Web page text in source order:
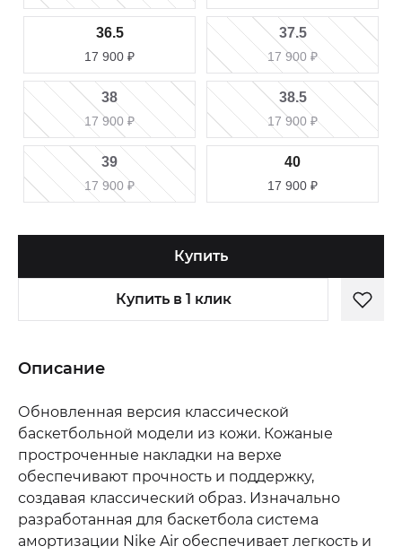
36.5
17 900 ₽
37.5
17 900 ₽
38
17 900 ₽
38.5
17 900 ₽
39
17 900 ₽
40
17 900 ₽
Купить
Купить в 1 клик
Описание
Обновленная версия классической
баскетбольной модели из кожи. Кожаные
простроченные накладки на верхе
обеспечивают прочность и поддержку,
создавая классический образ. Изначально
разработанная для баскетбола система
амортизации Nike Air обеспечивает легкость и